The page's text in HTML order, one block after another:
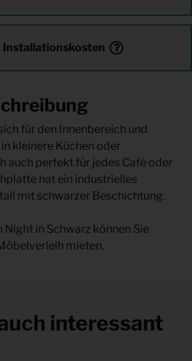
Installationskosten
für den Innenbereich und
kleinere Küchen oder
auch perfekt für jedes Café oder
hat ein industrielles
mit schwarzer Beschichtung.
Night in Schwarz können Sie
mieten.
interessant